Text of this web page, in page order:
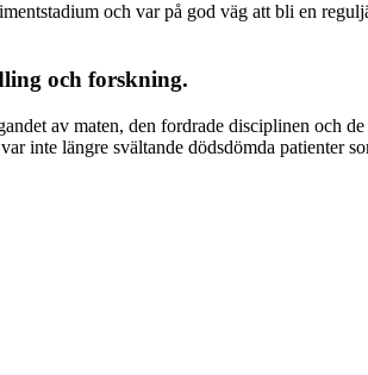
och var på god väg att bli en
och forskning.
av maten, den fordrade disciplinen och
inte längre svältande dödsdömda patienter